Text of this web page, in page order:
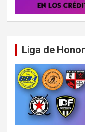
Liga de Honor